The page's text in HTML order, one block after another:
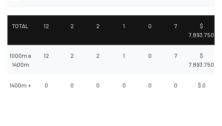
TOTAL 12 2 2 1 0 7
$
7.893.750
1000m a
1400m
12 2 2 1 0 7
$
7.893.750
1400m + 0 0 0 0 0 0 $ 0